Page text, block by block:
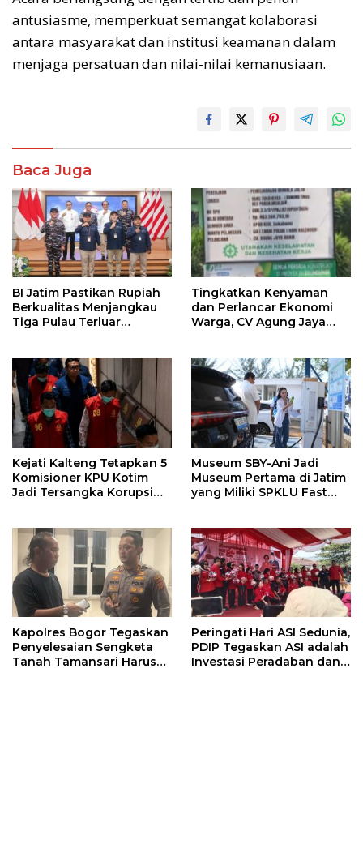
antusiasme, memperkuat semangat kolaborasi
antara masyarakat dan institusi keamanan dalam
menjaga persatuan dan nilai-nilai kemanusiaan.
Baca Juga
BI Jatim Pastikan Rupiah
Berkualitas Menjangkau
Tiga Pulau Terluar
Tingkatkan Kenyaman
dan Perlancar Ekonomi
Warga, CV Agung Jaya
Kejati Kalteng Tetapkan 5
Komisioner KPU Kotim
Jadi Tersangka Korupsi
Museum SBY-Ani Jadi
Museum Pertama di Jatim
yang Miliki SPKLU Fast
Kapolres Bogor Tegaskan
Penyelesaian Sengketa
Tanah Tamansari Harus
Peringati Hari ASI Sedunia,
PDIP Tegaskan ASI adalah
Investasi Peradaban dan